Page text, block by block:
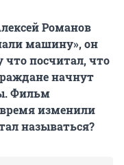
Романов
машину», он
что посчитал, что
начнут
Фильм
время изменили
называться?